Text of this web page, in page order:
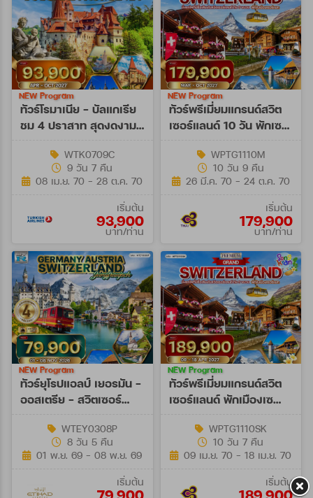
ทัวร์โรมาเนีย - บัลแกเรีย
ชม 4 ปราสาท สุดงดงาม
NEW Program
WTK0709C
9 วัน 7 คืน
08 เม.ย. 70 - 28 ต.ค. 70
เริ่มต้น
93,900
บาท/ท่าน
ทัวร์พรีเมี่ยมแกรนด์สวิต
เซอร์แลนด์ 10 วัน พักเซ
NEW Program
WPTG1110M
10 วัน 9 คืน
26 มี.ค. 70 - 24 ต.ค. 70
เริ่มต้น
179,900
บาท/ท่าน
ทัวร์ยุโรปแอลป์ เยอรมัน -
ออสเตรีย - สวิตเซอร์
NOV 26
NEW Program
WTEY0308P
8 วัน 5 คืน
01 พ.ย. 69 - 08 พ.ย. 69
เริ่มต้น
ทัวร์พรีเมี่ยมแกรนด์สวิต
เซอร์แลนด์ พักเมืองเซ
18 APR 27
[SONGKRAN]
NEW Program
WPTG1110SK
10 วัน 7 คืน
09 เม.ย. 70 - 18 เม.ย. 70
เริ่มต้น